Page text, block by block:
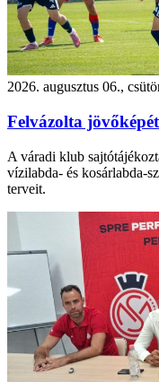
2026. augusztus 06.,
Felvázolta
A váradi klub
vízilabda- és kosárlabda-
terveit.